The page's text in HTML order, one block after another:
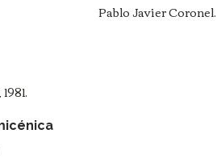
Pablo Javier Coronel.